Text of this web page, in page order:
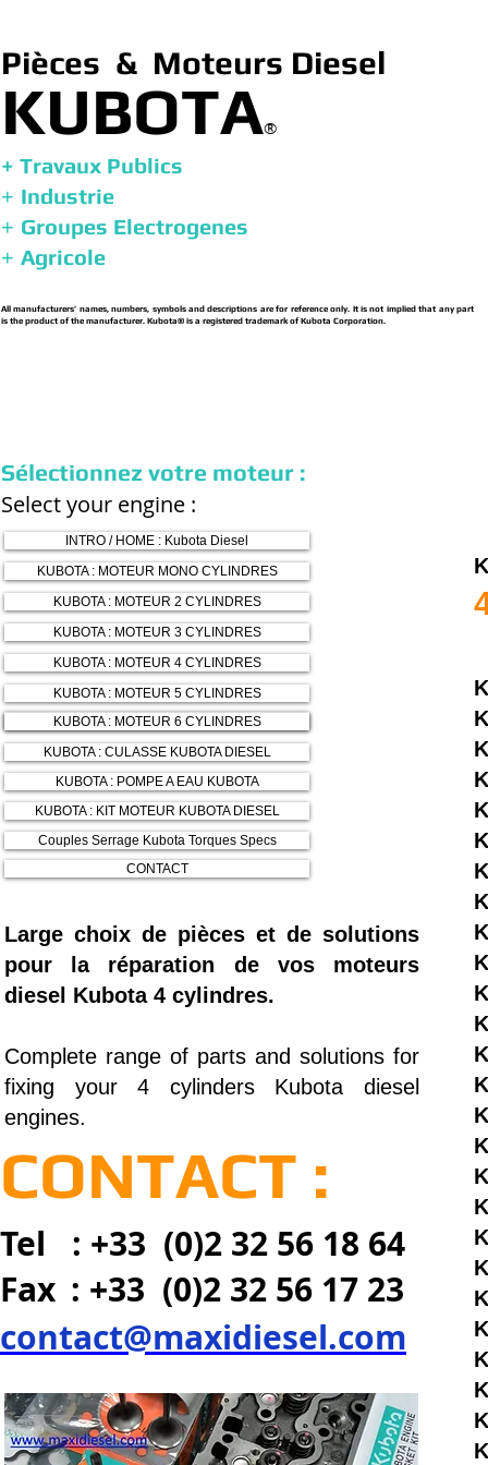
Pièces & Moteurs Diesel
KUBOTA®
+ Travaux Publics
+ Industrie
+ Groupes Electrogenes
+ Agricole
All manufacturers’ names, numbers, symbols and descriptions are for reference only. It is not implied that any part
is the product of the manufacturer. Kubota® is a registered trademark of Kubota Corporation.
KUBOTA : MOTEUR 6 CYLINDRES
Large choix de pièces et de solutions
pour la réparation de vos moteurs
diesel Kubota 4 cylindres.
Complete range of parts and solutions for
fixing your 4 cylinders Kubota diesel
engines.
CONTACT :
Tel : +33 (0)2 32 56 18 64
Fax : +33 (0)2 32 56 17 23
contact@maxidiesel.com
KUBOTA : MOTEUR 3 CYLINDRES
KUBOTA : MOTEUR 5 CYLINDRES
KUBOTA : CULASSE KUBOTA DIESEL
Couples Serrage Kubota Torques Specs
CONTACT
KUBOTA : MOTEUR MONO CYLINDRES
INTRO / HOME : Kubota Diesel
KUBOTA : MOTEUR 2 CYLINDRES
KUBOTA : MOTEUR 4 CYLINDRES
KUBOTA : POMPE A EAU KUBOTA
KUBOTA : KIT MOTEUR KUBOTA DIESEL
Sélectionnez votre moteur :
Select your engine :
KUBOTA : MOTEUR 6 CYLINDRES